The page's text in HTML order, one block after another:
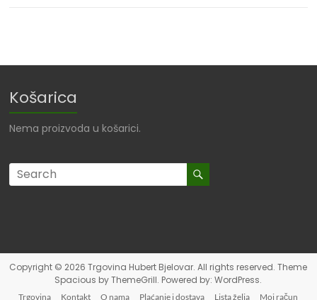
Košarica
Nema proizvoda u košarici.
Copyright © 2026Trgovina Hubert Bjelovar. All rights reserved. Theme
Spacious by ThemeGrill. Powered by:WordPress.
Trgovina Kontakt O nama Plaćanje i dostava Lista želja Moj račun